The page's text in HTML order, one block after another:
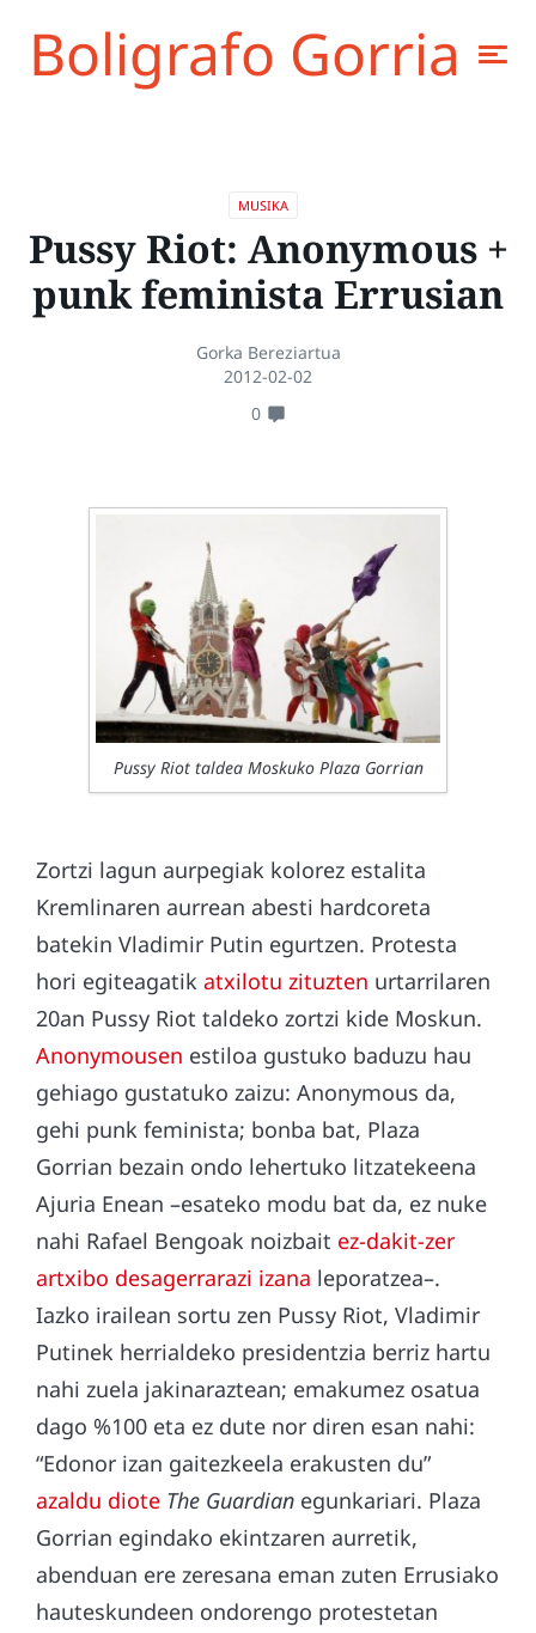
Boligrafo Gorria
MUSIKA
Pussy Riot: Anonymous +
punk feminista Errusian
Gorka Bereziartua
2012-02-02
0
Pussy Riot taldea Moskuko Plaza Gorrian
Zortzi lagun aurpegiak kolorez estalita
Kremlinaren aurrean abesti hardcoreta
batekin Vladimir Putin egurtzen. Protesta
hori egiteagatik atxilotu zituzten urtarrilaren
20an Pussy Riot taldeko zortzi kide Moskun.
Anonymousen estiloa gustuko baduzu hau
gehiago gustatuko zaizu: Anonymous da,
gehi punk feminista; bonba bat, Plaza
Gorrian bezain ondo lehertuko litzatekeena
Ajuria Enean –esateko modu bat da, ez nuke
nahi Rafael Bengoak noizbait ez-dakit-zer
artxibo desagerrarazi izana leporatzea–.
Iazko irailean sortu zen Pussy Riot, Vladimir
Putinek herrialdeko presidentzia berriz hartu
nahi zuela jakinaraztean; emakumez osatua
dago %100 eta ez dute nor diren esan nahi:
“Edonor izan gaitezkeela erakusten du”
azaldu diote The Guardian egunkariari. Plaza
Gorrian egindako ekintzaren aurretik,
abenduan ere zeresana eman zuten Errusiako
hauteskundeen ondorengo protestetan